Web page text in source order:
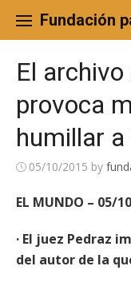
content
Fundación
El
provoca
humillar
05/10/2015 by
EL MUNDO – 05/
· El juez Pedraz
del autor de la